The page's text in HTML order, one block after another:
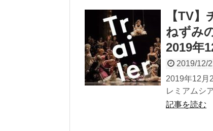
【TV
ねずみ
2019年
2019/12/
2019年12月
レミアムシ
記事を読む